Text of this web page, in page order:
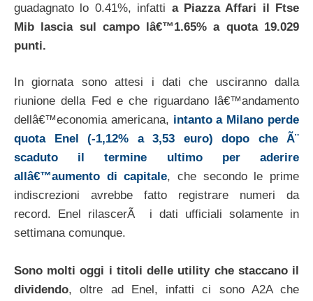
guadagnato lo 0.41%, infatti a Piazza Affari il Ftse
Mib lascia sul campo lâ€™1.65% a quota 19.029
punti.
In giornata sono attesi i dati che usciranno dalla
riunione della Fed e che riguardano lâ€™andamento
dellâ€™economia americana, intanto a Milano perde
quota Enel (-1,12% a 3,53 euro) dopo che Ã¨
scaduto il termine ultimo per aderire
allâ€™aumento di capitale, che secondo le prime
indiscrezioni avrebbe fatto registrare numeri da
record. Enel rilascerÃ i dati ufficiali solamente in
settimana comunque.
Sono molti oggi i titoli delle utility che staccano il
dividendo, oltre ad Enel, infatti ci sono A2A che